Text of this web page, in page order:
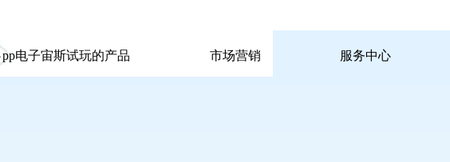
pp电子宙斯试玩的产品
市场营销
服务中心